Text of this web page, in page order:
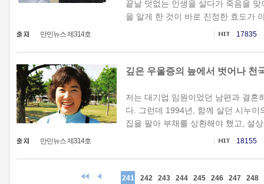
끝날 덧없는 인생을 살다가 죽음을
을 알게 한 것이 바로 진정한 효도가
만민뉴스 제314호 17835
깊은 우울증의 늪에서 벗어나 천
저는 대기업 임원이었던 남편과 결혼
다. 그런데 1994년, 함께 살던 시누
집을 팔아 부채를 상환해야 했고, 설
만민뉴스 제314호 18155
241 242 243 244 245 246 247 248